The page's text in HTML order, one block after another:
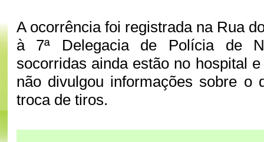
A ocorrência foi registrada na Rua
à 7ª Delegacia de Polícia de
socorridas ainda estão no hospital
não divulgou informações sobre o
troca de tiros.